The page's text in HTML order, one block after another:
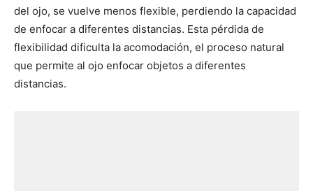
del ojo, se vuelve menos flexible, perdiendo la capacidad
de enfocar a diferentes distancias. Esta pérdida de
flexibilidad dificulta la acomodación, el proceso natural
que permite al ojo enfocar objetos a diferentes
distancias.